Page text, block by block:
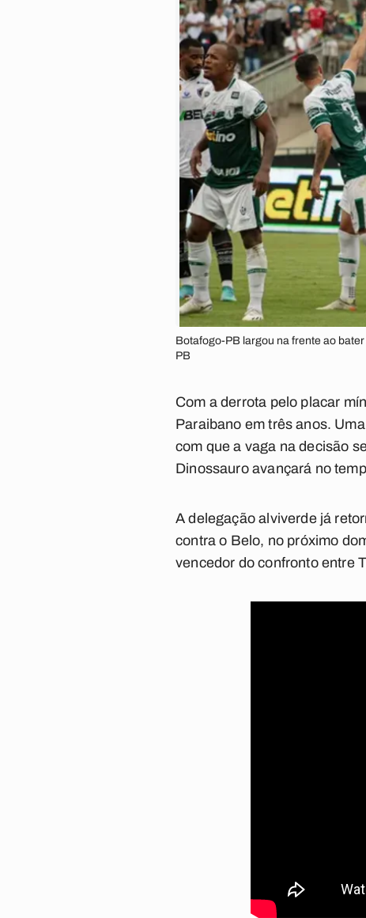
Botafogo-PB largou na frente ao
PB
Com a derrota pelo placar
Paraibano em três anos.
com que a vaga na decisão
Dinossauro avançará no
A delegação alviverde já
contra o Belo, no próximo
vencedor do confronto entre